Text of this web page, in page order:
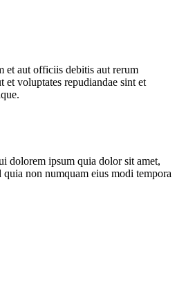
et aut officiis debitis aut rerum
et voluptates repudiandae sint et
dolorem ipsum quia dolor sit amet,
non numquam eius modi tempora